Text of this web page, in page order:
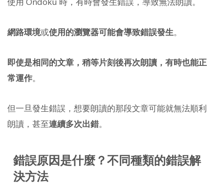
網路環境或使用的瀏覽器可能會導致錯誤發生。
即使是相同的文章，稍等片刻後再次朗讀，有時也能正
常運作。
但一旦發生錯誤，想要朗讀的那段文章可能就無法順利
朗讀，甚至連續多次出錯。
錯誤原因是什麼？不同種類的錯誤解
決方法